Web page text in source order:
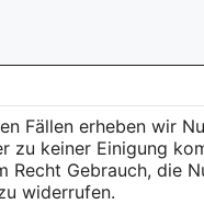
Fällen erheben wir
zu keiner Einigung
Recht Gebrauch, die
widerrufen.